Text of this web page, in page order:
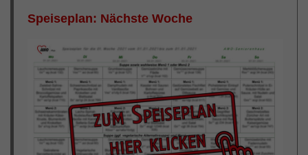
Speiseplan: Nächste Woche